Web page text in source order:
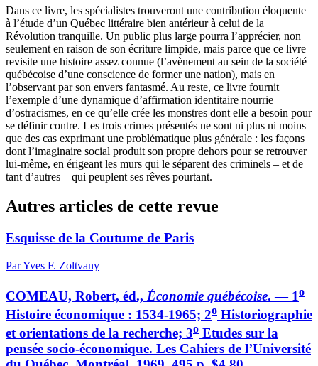
Dans ce livre, les spécialistes trouveront une contribution éloquente
à l’étude d’un Québec littéraire bien antérieur à celui de la
Révolution tranquille. Un public plus large pourra l’apprécier, non
seulement en raison de son écriture limpide, mais parce que ce livre
revisite une histoire assez connue (l’avènement au sein de la société
québécoise d’une conscience de former une nation), mais en
l’observant par son envers fantasmé. Au reste, ce livre fournit
l’exemple d’une dynamique d’affirmation identitaire nourrie
d’ostracismes, en ce qu’elle crée les monstres dont elle a besoin pour
se définir contre. Les trois crimes présentés ne sont ni plus ni moins
que des cas exprimant une problématique plus générale : les façons
dont l’imaginaire social produit son propre dehors pour se retrouver
lui-même, en érigeant les murs qui le séparent des criminels – et de
tant d’autres – qui peuplent ses rêves pourtant.
Autres articles de cette revue
Esquisse de la Coutume de Paris
Par Yves F. Zoltvany
COMEAU, Robert, éd., Économie québécoise. — 1o
Histoire économique : 1534-1965; 2o Historiographie
et orientations de la recherche; 3o Etudes sur la
pensée socio-économique. Les Cahiers de l’Université